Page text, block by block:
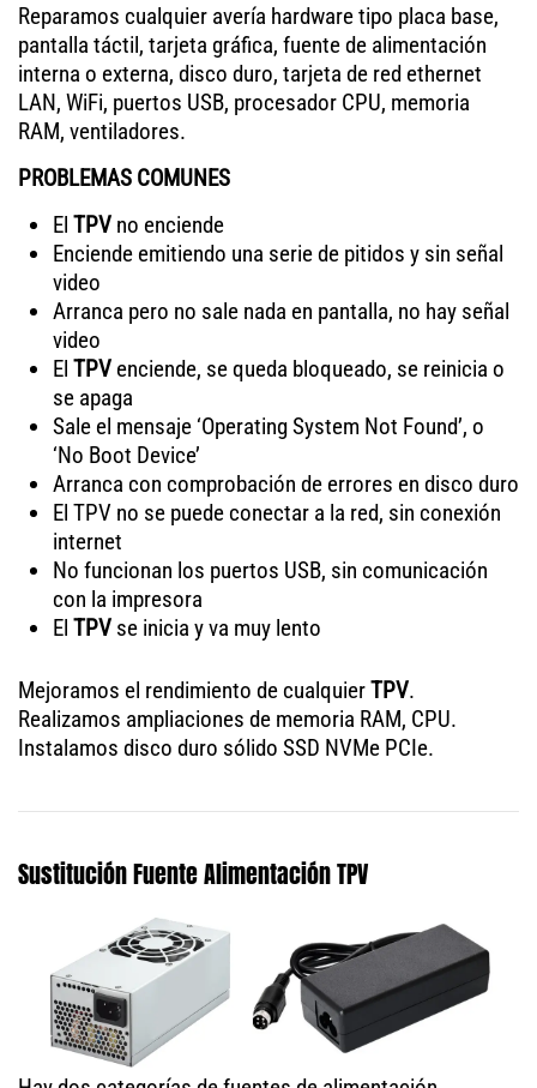
Reparamos cualquier avería hardware tipo placa base,
pantalla táctil, tarjeta gráfica, fuente de alimentación
interna o externa, disco duro, tarjeta de red ethernet
LAN, WiFi, puertos USB, procesador CPU, memoria
RAM, ventiladores.
PROBLEMAS COMUNES
El TPVno enciende
Enciende emitiendo una serie de pitidos y sin señal
video
Arranca pero no sale nada en pantalla, no hay señal
video
El TPVenciende, se queda bloqueado, se reinicia o
se apaga
Sale el mensaje ‘Operating System Not Found’, o
‘No Boot Device’
Arranca con comprobación de errores en disco duro
El TPV no se puede conectar a la red, sin conexión
internet
No funcionan los puertos USB, sin comunicación
con la impresora
El TPVse inicia y va muy lento
Mejoramos el rendimiento de cualquierTPV.
Realizamos ampliaciones de memoria RAM, CPU.
Instalamos disco duro sólido SSD NVMe PCIe.
Sustitución Fuente Alimentación TPV